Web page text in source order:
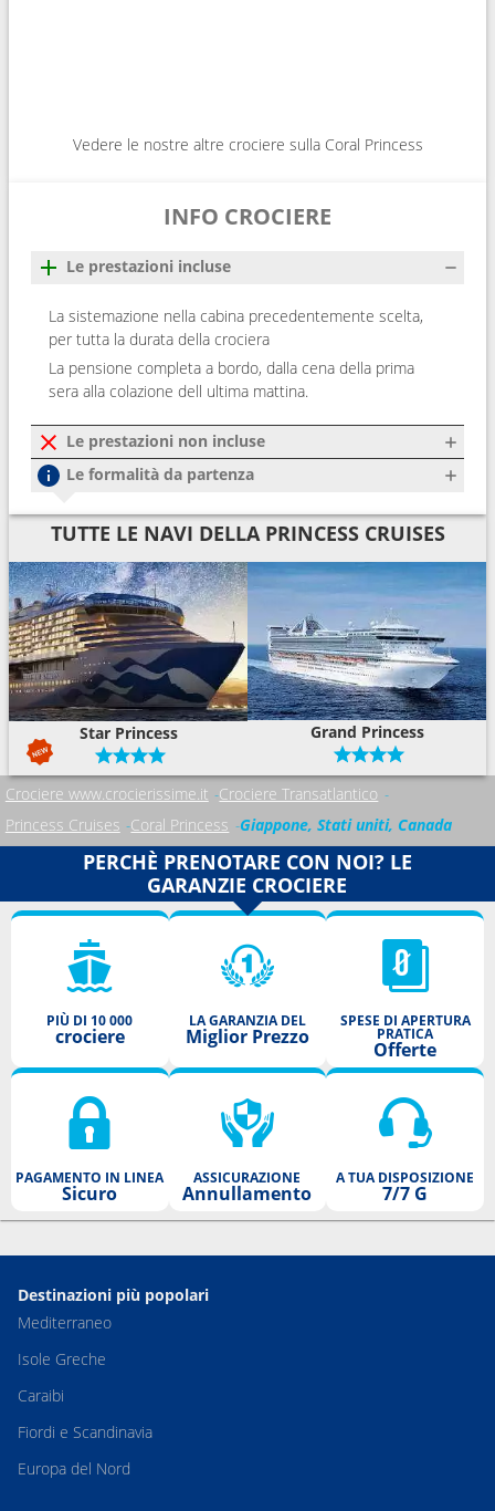
Vedere le nostre altre crociere sulla Coral Princess
INFO CROCIERE
Le prestazioni incluse
La sistemazione nella cabina precedentemente scelta,
per tutta la durata della crociera
La pensione completa a bordo, dalla cena della prima
sera alla colazione dell ultima mattina.
Le prestazioni non incluse
Le formalità da partenza
TUTTE LE NAVI DELLA PRINCESS CRUISES
Star Princess Grand Princess
Crociere www.crocierissime.it Crociere Transatlantico
Princess Cruises Coral Princess Giappone, Stati uniti, Canada
PERCHÈ PRENOTARE CON NOI? LE
GARANZIE CROCIERE
PIÙ DI 10 000
crociere
LA GARANZIA DEL
Miglior Prezzo
SPESE DI APERTURA
PRATICA
Offerte
PAGAMENTO IN LINEA
Sicuro
ASSICURAZIONE
Annullamento
A TUA DISPOSIZIONE
7/7 G
Destinazioni più popolari
Mediterraneo
Isole Greche
Caraibi
Fiordi e Scandinavia
Europa del Nord